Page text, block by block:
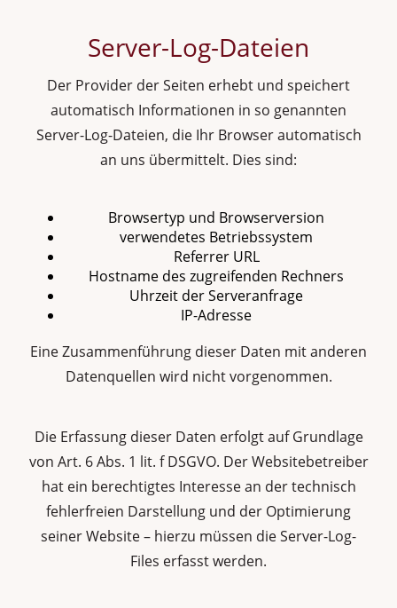
Server-Log-Dateien
Der Provider der Seiten erhebt und speichert
automatisch Informationen in so genannten
Server-Log-Dateien, die Ihr Browser automatisch
an uns übermittelt. Dies sind:
Browsertyp und Browserversion
verwendetes Betriebssystem
Referrer URL
Hostname des zugreifenden Rechners
Uhrzeit der Serveranfrage
IP-Adresse
Eine Zusammenführung dieser Daten mit anderen
Datenquellen wird nicht vorgenommen.
Die Erfassung dieser Daten erfolgt auf Grundlage
von Art. 6 Abs. 1 lit. f DSGVO. Der Websitebetreiber
hat ein berechtigtes Interesse an der technisch
fehlerfreien Darstellung und der Optimierung
seiner Website – hierzu müssen die Server-Log-
Files erfasst werden.